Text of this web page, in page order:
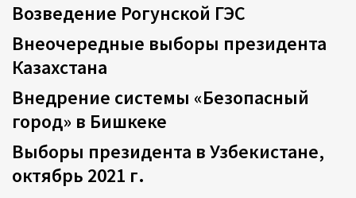
Возведение Рогунской ГЭС
Внеочередные выборы президента
Казахстана
Внедрение системы «Безопасный
город» в Бишкеке
Выборы президента в Узбекистане,
октябрь 2021 г.